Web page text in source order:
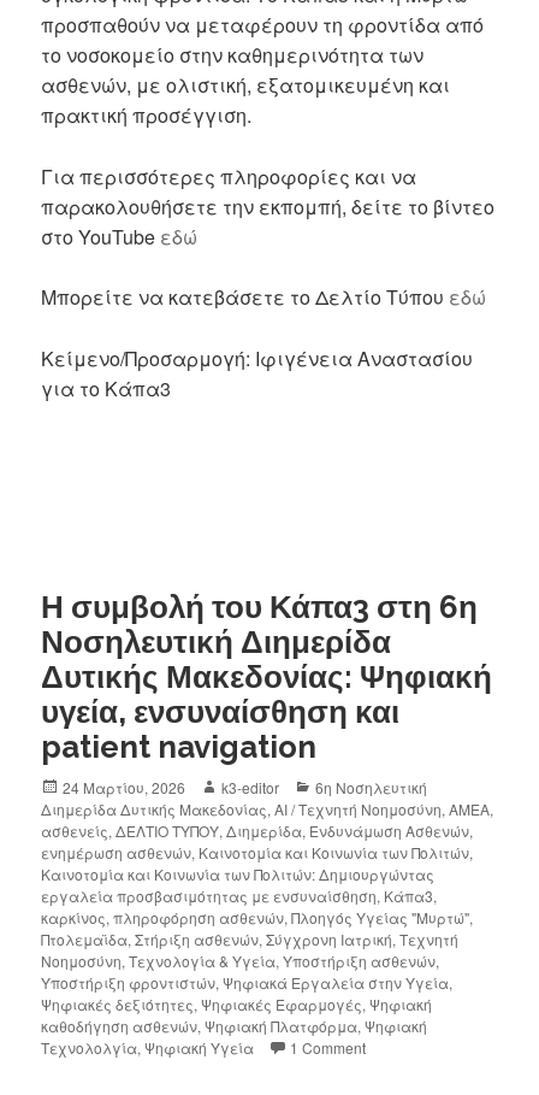
προσπαθούν να μεταφέρουν τη φροντίδα από
το νοσοκομείο στην καθημερινότητα των
ασθενών, με ολιστική, εξατομικευμένη και
πρακτική προσέγγιση.
Για περισσότερες πληροφορίες και να
παρακολουθήσετε την εκπομπή, δείτε το βίντεο
στο YouTube εδώ
Μπορείτε να κατεβάσετε το Δελτίο Τύπου εδώ
Κείμενο/Προσαρμογή: Ιφιγένεια Αναστασίου
για το Κάπα3
Η συμβολή του Κάπα3 στη 6η
Νοσηλευτική Διημερίδα
Δυτικής Μακεδονίας: Ψηφιακή
υγεία, ενσυναίσθηση και
patient navigation
24 Μαρτίου, 2026 k3-editor
6η Νοσηλευτική
Διημερίδα Δυτικής Μακεδονίας,AI / Τεχνητή Νοημοσύνη,AMEA,
ασθενείς,ΔΕΛΤΙΟ ΤΥΠΟΥ,Διημερίδα, Ενδυνάμωση Ασθενών,
ενημέρωση ασθενών, Καινοτομία και Κοινωνία των Πολιτών,
Καινοτομία και Κοινωνία των Πολιτών: Δημιουργώντας
εργαλεία προσβασιμότητας με ενσυναίσθηση, Κάπα3,
καρκίνος,πληροφόρηση ασθενών,Πλοηγός Υγείας "Μυρτώ",
Πτολεμαϊδα,Στήριξη ασθενών,Σύγχρονη Ιατρική,Τεχνητή
Νοημοσύνη,Τεχνολογία & Υγεία,Υποστήριξη ασθενών,
Υποστήριξη φροντιστών,Ψηφιακά Εργαλεία στην Υγεία,
Ψηφιακές δεξιότητες,Ψηφιακές Εφαρμογές,Ψηφιακή
καθοδήγηση ασθενών,Ψηφιακή Πλατφόρμα,Ψηφιακή
Τεχνολολγία,Ψηφιακή Υγεία 1 Comment